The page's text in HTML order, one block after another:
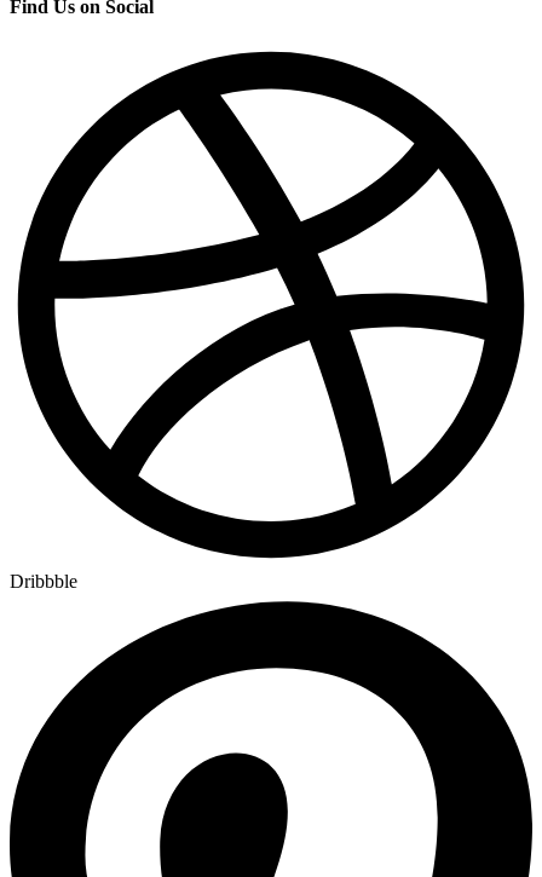
Find Us on Social
Dribbble